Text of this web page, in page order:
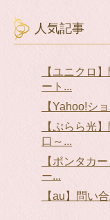
人気記事
【ユニクロ
ート...
【Yahoo!シ
【ぷらら光
口～...
【ポンタカ
ー...
【au】問い